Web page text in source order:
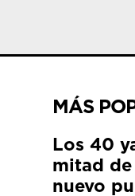
MÁS
Los 40
mitad
nuevo